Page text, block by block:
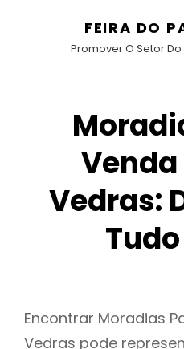
FEIRA DO
Promover O Setor
Vedras:
Encontrar Moradias
Vedras pode